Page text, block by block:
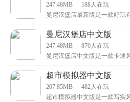
247.48MB 188 人在玩
曼尼汉堡店最新版是一款好玩
方式
曼尼汉堡店中文版
247.48MB 870 人在玩
曼尼汉堡店中文版是一款卡通
们的
超市模拟器中文版
207.85MB 482 人在玩
超市模拟器中文版是一款写实